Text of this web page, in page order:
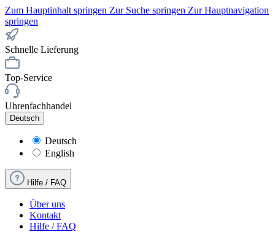
Zum Hauptinhalt springen Zur Suche springen Zur Hauptnavigation
springen
Schnelle Lieferung
Top-Service
Uhrenfachhandel
Deutsch
Deutsch
English
Hilfe / FAQ
Über uns
Kontakt
Hilfe / FAQ